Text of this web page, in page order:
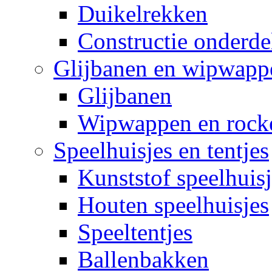
Duikelrekken
Constructie
Glijbanen en
Glijbanen
Wipwappen en
Speelhuisjes en tentjes
Kunststof
Houten speelhuisjes
Speeltentjes
Ballenbakken